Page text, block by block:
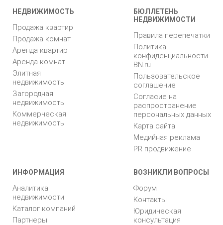
НЕДВИЖИМОСТЬ
Продажа квартир
Продажа комнат
Аренда квартир
Аренда комнат
Элитная
недвижимость
Загородная
недвижимость
Коммерческая
недвижимость
БЮЛЛЕТЕНЬ
НЕДВИЖИМОСТИ
Правила перепечатки
Политика
конфиденциальности
BN.ru
Пользовательское
соглашение
Согласие на
распространение
персональных данных
Карта сайта
Медийная реклама
PR продвижение
ИНФОРМАЦИЯ
Аналитика
недвижимости
Каталог компаний
Партнеры
ВОЗНИКЛИ ВОПРОСЫ
Форум
Контакты
Юридическая
консультация